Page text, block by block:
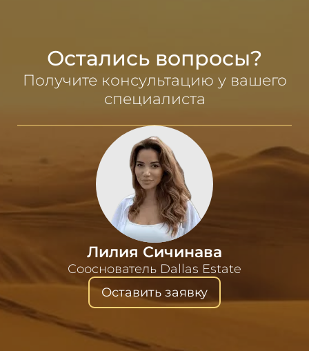
Остались вопросы?
Получите консультацию у вашего
специалиста
Лилия Сичинава
Сооснователь Dallas Estate
Оставить заявку